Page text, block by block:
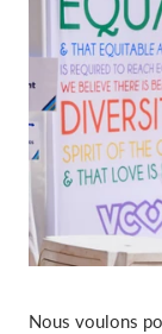
Nous voulons